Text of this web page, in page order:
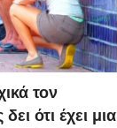
τον
ότι έχει μια